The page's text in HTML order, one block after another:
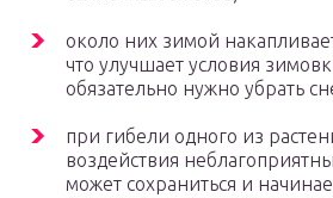
около них зимой
что улучшает условия
обязательно нужно убрать
при гибели одного из
воздействия
может сохраниться и